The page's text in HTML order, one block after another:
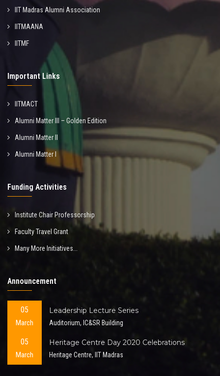
IIT Madras Alumni Association
IITMAANA
IITMF
Important Links
IITMACT
Alumni Matter III – Golden Edition
Alumni Matter II
Alumni Matter I
Funding Activities
Institute Chair Professorship
Faculty Travel Grant
Many More Initiatives...
Announcement
05
March
Leadership Lecture Series
Auditorium, IC&SR Building
05
March
Heritage Centre Day 2020 Celebrations
Heritage Centre, IIT Madras